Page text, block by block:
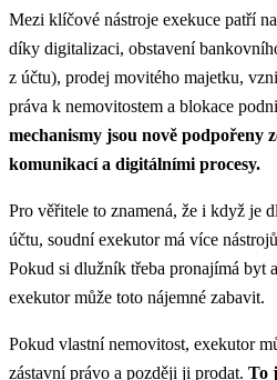
Mezi klíčové nástroje exekuce patří
díky digitalizaci, obstavení
z účtu), prodej movitého majetku,
práva k nemovitostem a blokace
mechanismy jsou nově podpořeny
komunikací a digitálními procesy.
Pro věřitele to znamená, že i když je
účtu, soudní exekutor má více
Pokud si dlužník třeba pronajímá byt
exekutor může toto nájemné zabavit.
Pokud vlastní nemovitost, exekutor
zástavní právo a později ji prodat. To